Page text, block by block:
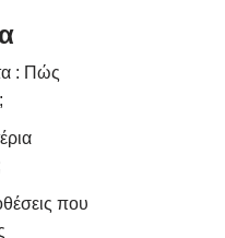
: Πώς
που